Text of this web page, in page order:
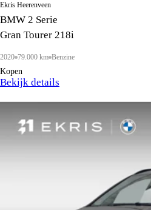
Ekris Heerenveen
BMW 2 Serie
Gran Tourer 218i
2020 79.000 km Benzine
Kopen
Bekijk details